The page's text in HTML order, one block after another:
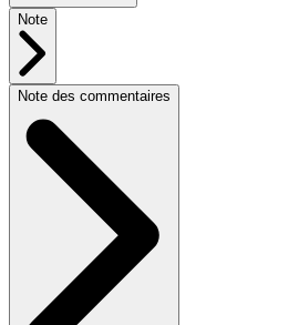
Note
Note des commentaires